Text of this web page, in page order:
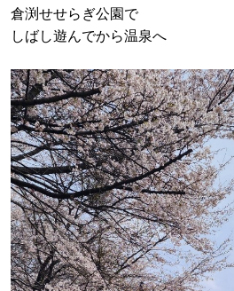
倉渕せせらぎ公園で
しばし遊んでから温泉へ